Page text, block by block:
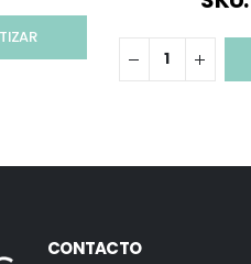
CONTACTO